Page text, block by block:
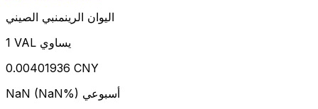
اليوان الرينمنبي الصيني
1 VAL يساوي
0.00401936 CNY
NaN (NaN%) أسبوعي